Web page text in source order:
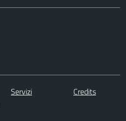
Servizi
Credits